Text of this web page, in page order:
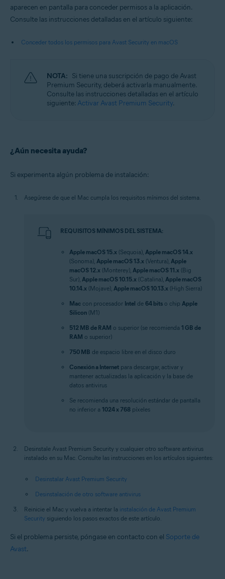
aparecen en pantalla para conceder permisos a la aplicación.
Consulte las instrucciones detalladas en el artículo siguiente:
Conceder todos los permisos para Avast Security en macOS
NOTA: Si tiene una suscripción de pago de Avast
Premium Security, deberá activarla manualmente.
Consulte las instrucciones detalladas en el artículo
siguiente: Activar Avast Premium Security.
¿Aún necesita ayuda?
Si experimenta algún problema de instalación:
Asegúrese de que el Mac cumpla los requisitos mínimos del sistema.
REQUISITOS MÍNIMOS DEL SISTEMA:
Apple macOS 15.x (Sequoia), Apple macOS 14.x
(Sonoma), Apple macOS 13.x (Ventura), Apple
macOS 12.x (Monterey), Apple macOS 11.x (Big
Sur), Apple macOS 10.15.x (Catalina), Apple macOS
10.14.x (Mojave), Apple macOS 10.13.x (High Sierra)
Mac con procesador Intel de 64 bits o chip Apple
Silicon (M1)
512 MB de RAM o superior (se recomienda 1 GB de
RAM o superior)
750 MB de espacio libre en el disco duro
Conexión a Internet para descargar, activar y
mantener actualizadas la aplicación y la base de
datos antivirus
Se recomienda una resolución estándar de pantalla
no inferior a 1024 x 768 píxeles
Desinstale Avast Premium Security y cualquier otro software antivirus
instalado en su Mac. Consulte las instrucciones en los artículos siguientes:
Desinstalar Avast Premium Security
Desinstalación de otro software antivirus
Reinicie el Mac y vuelva a intentar la instalación de Avast Premium
Security siguiendo los pasos exactos de este artículo.
Si el problema persiste, póngase en contacto con el Soporte de
Avast.